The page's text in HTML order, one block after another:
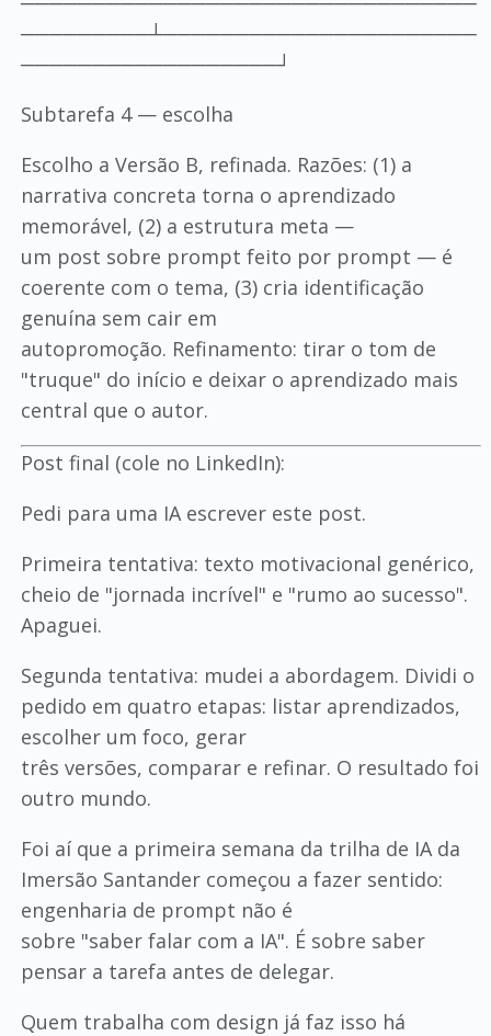
─────────┴──────────────────────
──────────────────┘
Subtarefa 4 — escolha
Escolho a Versão B, refinada. Razões: (1) a
narrativa concreta torna o aprendizado
memorável, (2) a estrutura meta —
um post sobre prompt feito por prompt — é
coerente com o tema, (3) cria identificação
genuína sem cair em
autopromoção. Refinamento: tirar o tom de
"truque" do início e deixar o aprendizado mais
central que o autor.
Post final (cole no LinkedIn):
Pedi para uma IA escrever este post.
Primeira tentativa: texto motivacional genérico,
cheio de "jornada incrível" e "rumo ao sucesso".
Apaguei.
Segunda tentativa: mudei a abordagem. Dividi o
pedido em quatro etapas: listar aprendizados,
escolher um foco, gerar
três versões, comparar e refinar. O resultado foi
outro mundo.
Foi aí que a primeira semana da trilha de IA da
Imersão Santander começou a fazer sentido:
engenharia de prompt não é
sobre "saber falar com a IA". É sobre saber
pensar a tarefa antes de delegar.
Quem trabalha com design já faz isso há